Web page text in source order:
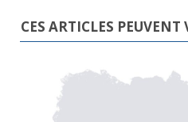
CES ARTICLES PEUVENT